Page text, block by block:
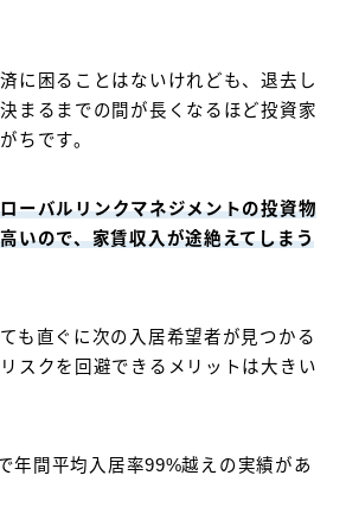
に困ることはないけれども、退去し
まるまでの間が長くなるほど投資家
ちです。
ーバルリンクマネジメントの投資物
いので、家賃収入が途絶えてしまう
も直ぐに次の入居希望者が見つかる
スクを回避できるメリットは大きい
年間平均入居率99%越えの実績があ